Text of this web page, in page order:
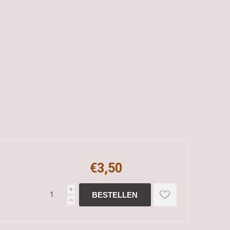
€3,50
i
h